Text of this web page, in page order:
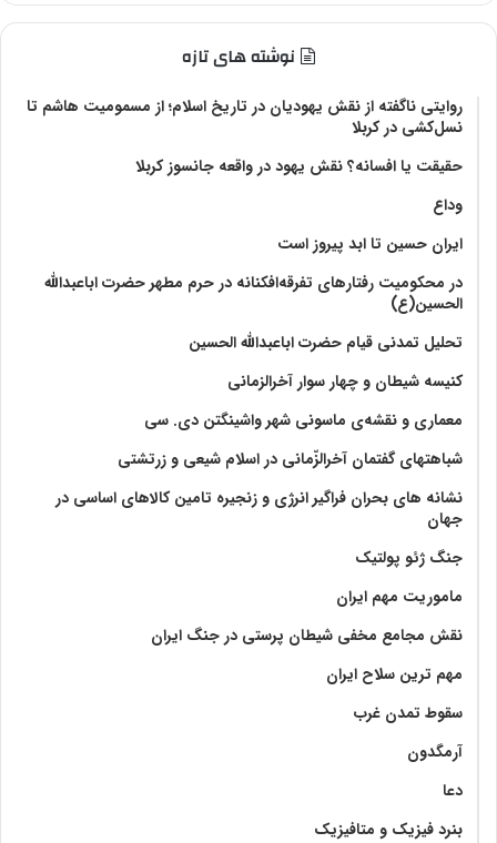
نوشته های تازه
روایتی ناگفته از نقش یهودیان در تاریخ اسلام؛ از مسمومیت هاشم تا
نسل‌کشی در کربلا
حقیقت یا افسانه؟‌ نقش یهود در واقعه جانسوز کربلا
وداع
ایران حسین تا ابد پیروز است
در محکومیت رفتارهای تفرقه‌افکنانه در حرم مطهر حضرت اباعبدالله
الحسین(ع)
تحلیل تمدنی قیام حضرت اباعبدالله الحسین
کنیسه شیطان و چهار سوار آخرالزمانی
معماری و نقشه‌ی ماسونی شهر واشينگتن دی. سی
شباهتهای گفتمان آخر‌الزّمانی در اسلام شیعی و زرتشتی
نشانه های بحران فراگیر انرژی و زنجیره تامین کالاهای اساسی در
جهان
جنگ ژئو پولتیک
ماموریت مهم ایران
نقش مجامع مخفی شیطان پرستی در جنگ ایران
مهم ترین سلاح ایران
سقوط تمدن غرب
آرمگدون
دعا
بنرد فیزیک و متافیزیک